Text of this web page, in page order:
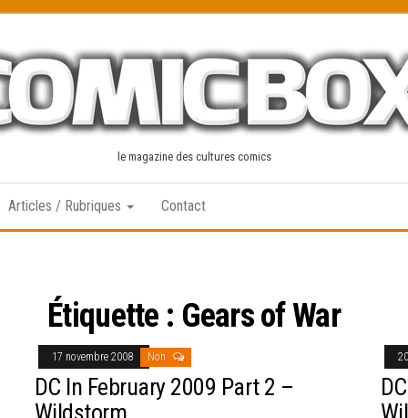
le magazine des cultures comics
Articles / Rubriques Contact
Étiquette : Gears of War
17 novembre 2008 Non
DC In February 2009 Part 2 –
Wildstorm